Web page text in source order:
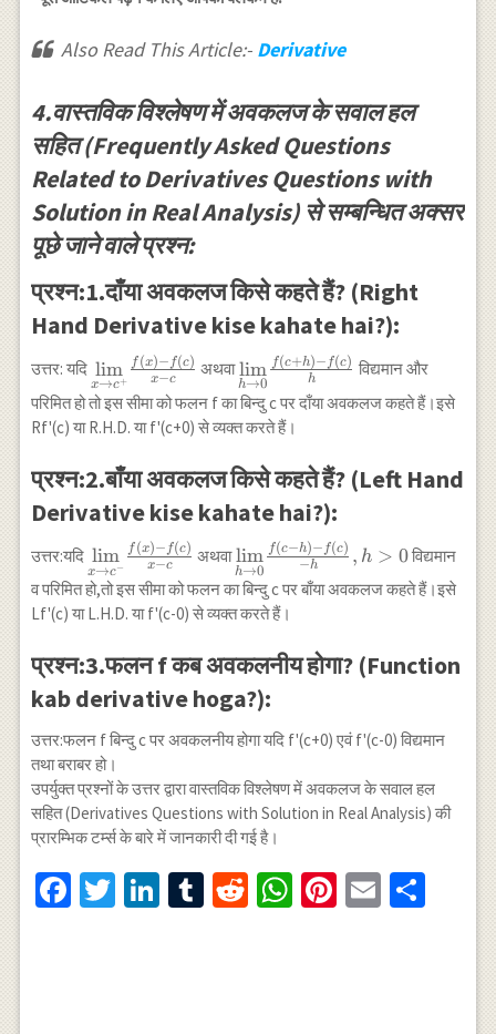
प्रश्न का उत्तर:25
\hlineAlso Read This Article:- Derivative
4.वास्तविक विश्लेषण में अवकलज के सवाल हल
सहित (Frequently Asked Questions
Related to Derivatives Questions with
Solution in Real Analysis) से सम्बन्धित अक्सर
पूछे जाने वाले प्रश्न:
प्रश्न:1.दाँया अवकलज किसे कहते हैं? (Right
Hand Derivative kise kahate hai?):
उत्तर: यदि \underset{x
\to c^+}
{\lim}
\frac{f(x)-
f(c)}{x-c}
x→c+
lim x−c
f (x)− f(c) अथवा\underset{h
\to 0}{\lim}
\frac{f(c+h)-
f(c)}{h}
h→0
lim h
f(c+h)− f(c) विद्यमान और
परिमित हो तो इस सीमा को फलन f का बिन्दु c पर दाँया अवकलज कहते हैं।इसे
Rf'(c) या R.H.D. या f'(c+0) से व्यक्त करते हैं।
प्रश्न:2.बाँया अवकलज किसे कहते हैं? (Left Hand
Derivative kise kahate hai?):
उत्तर:यदि \underset{x
\to c^{-}}
{\lim}
\frac{f(x)-
x→c−
lim x−c
f (x)− f(c) अथवा\underset{h
\to 0}
{\lim}
\frac{f(c-
h)-f(c)}{-
h},h>0
h→0
lim −h
f(c−h)− f(c) , h > 0विद्यमान
व परिमित हो,तो इस सीमा को फलन का बिन्दु c पर बाँया अवकलज कहते हैं।इसे
Lf'(c) या L.H.D. या f'(c-0) से व्यक्त करते हैं।
प्रश्न:3.फलन f कब अवकलनीय होगा? (Function
kab derivative hoga?):
उत्तर:फलन f बिन्दु c पर अवकलनीय होगा यदि f'(c+0) एवं f'(c-0) विद्यमान
तथा बराबर हो।
उपर्युक्त प्रश्नों के उत्तर द्वारा वास्तविक विश्लेषण में अवकलज के सवाल हल
सहित (Derivatives Questions with Solution in Real Analysis) की
प्रारम्भिक टर्म्स के बारे में जानकारी दी गई है।
Facebook
Twitter
LinkedIn
Tumblr
RedditWhatsApp
Pinterest
Email